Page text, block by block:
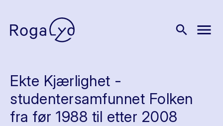
search menu
Ekte Kjærlighet -
studentersamfunnet Folken
fra før 1988 til etter 2008